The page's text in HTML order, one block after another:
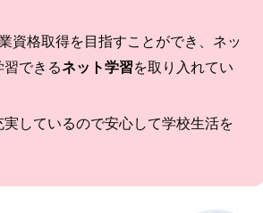
資格取得を目指すことができ、ネッ
習できるネット学習を取り入れてい
しているので安心して学校生活を